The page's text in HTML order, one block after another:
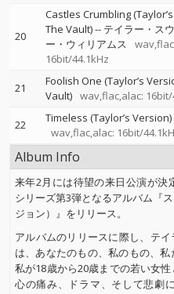
20
Castles Crumbling
The Vault)-- テイラー・ス
ー・ウィリアムス
16bit/44.1kHz
21
Foolish One (Taylor’s
Vault) wav,flac,alac: 16bit/
22
Timeless (Taylor’s
wav,flac,alac: 16bit/
Album Info
来年2月には待望の来日公演が決
シリーズ第3弾となるアルバム『
ジョン）』をリリース。
アルバムのリリースに際し、テ
は、あなたのもの、私のもの、私
私が18歳から20歳までの若い女
心の痛み、ドラマ、そして悲劇